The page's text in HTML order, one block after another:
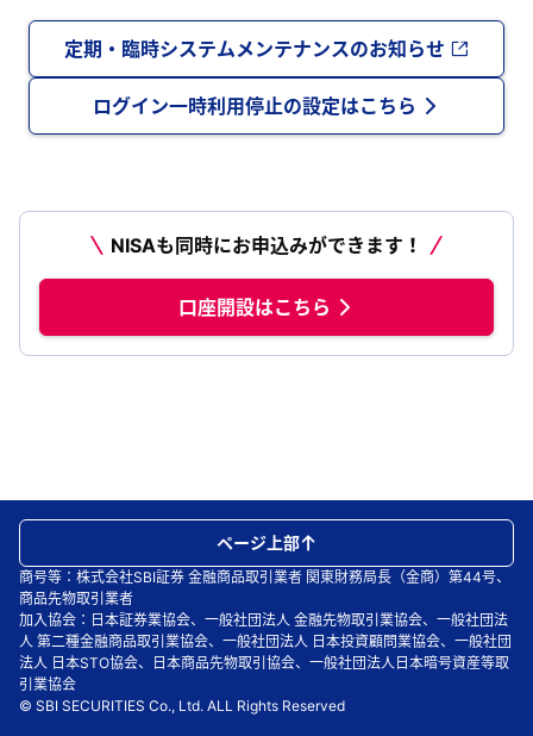
定期・臨時システムメンテナンスのお知らせ
ログイン一時利用停止の設定はこちら
NISAも同時にお申込みができます！
口座開設はこちら
商号等：株式会社SBI証券 金融商品取引業者 関東財務局長（金商）第44号、
商品先物取引業者
加入協会：日本証券業協会、一般社団法人 金融先物取引業協会、一般社団法
人 第二種金融商品取引業協会、一般社団法人 日本投資顧問業協会、一般社団
法人 日本STO協会、日本商品先物取引協会、一般社団法人日本暗号資産等取
引業協会
© SBI SECURITIES Co., Ltd. ALL Rights Reserved
ページ上部